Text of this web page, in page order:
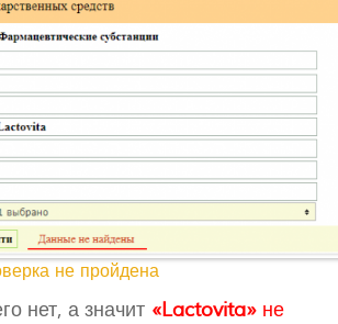
не пройдена
нет, а значит «Lactovita» не